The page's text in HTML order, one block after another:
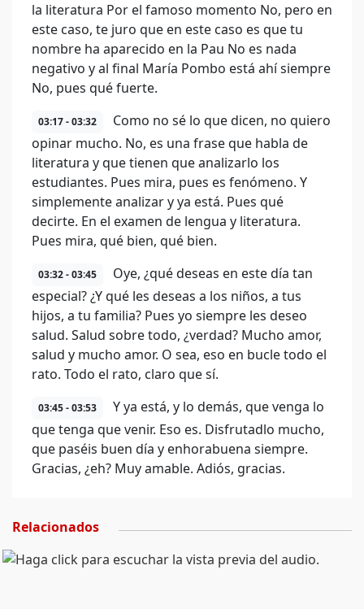
la literatura Por el famoso momento No, pero en
este caso, te juro que en este caso es que tu
nombre ha aparecido en la Pau No es nada
negativo y al final María Pombo está ahí siempre
No, pues qué fuerte.
03:17 - 03:32
Como no sé lo que dicen, no quiero
opinar mucho. No, es una frase que habla de
literatura y que tienen que analizarlo los
estudiantes. Pues mira, pues es fenómeno. Y
simplemente analizar y ya está. Pues qué
decirte. En el examen de lengua y literatura.
Pues mira, qué bien, qué bien.
03:32 - 03:45
Oye, ¿qué deseas en este día tan
especial? ¿Y qué les deseas a los niños, a tus
hijos, a tu familia? Pues yo siempre les deseo
salud. Salud sobre todo, ¿verdad? Mucho amor,
salud y mucho amor. O sea, eso en bucle todo el
rato. Todo el rato, claro que sí.
03:45 - 03:53
Y ya está, y lo demás, que venga lo
que tenga que venir. Eso es. Disfrutadlo mucho,
que paséis buen día y enhorabuena siempre.
Gracias, ¿eh? Muy amable. Adiós, gracias.
Relacionados